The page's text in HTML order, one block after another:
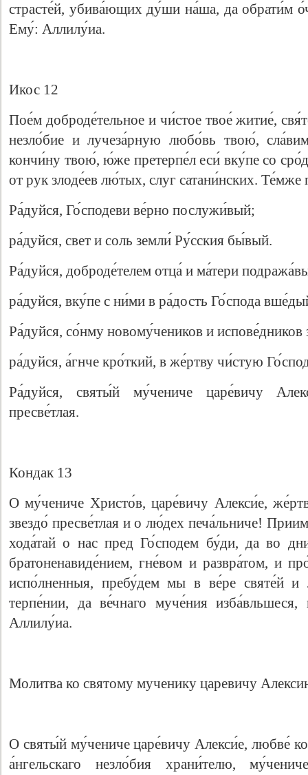
страсте́й, убива́ющих ду́ши на́ша, да обрати́м
Ему́: Аллилу́иа.
Икос 12
Пое́м доброде́тельное и чи́стое твое́ житие́,
незло́бие и лучеза́рную любо́вь твою́,
кончи́ну твою́, ю́же претерпе́л еси́ вку́пе со
от рук злоде́ев лю́тых, слуг сатани́нских.
Ра́дуйся, Го́сподеви ве́рно послужи́вый;
ра́дуйся, свет и соль земли́ Ру́сския бы́вый.
Ра́дуйся, доброде́телем отца́ и ма́тери
ра́дуйся, вку́пе с ни́ми в ра́дость Го́спода
Ра́дуйся, со́нму новому́чеников и
ра́дуйся, а́гнче кро́ткий, в же́ртву чи́стую
Ра́дуйся, святы́й му́чениче царе́вичу
пресве́тлая.
Кондак 13
О му́чениче Христо́в, царе́вичу Алекси́е,
звездо́ пресве́тлая и о лю́дех печа́льниче!
хода́тай о нас пред Го́сподем бу́ди, да во
братоненавиде́нием, гне́вом и развра́том, и
испо́лненныя, пребу́дем мы в ве́ре святе́й
терпе́нии, да ве́чнаго муче́ния
Аллилу́иа.
Молитва ко святому мученику царевичу
О святы́й му́чениче царе́вичу Алекси́е, любве́
а́нгельскаго незло́бия храни́телю,